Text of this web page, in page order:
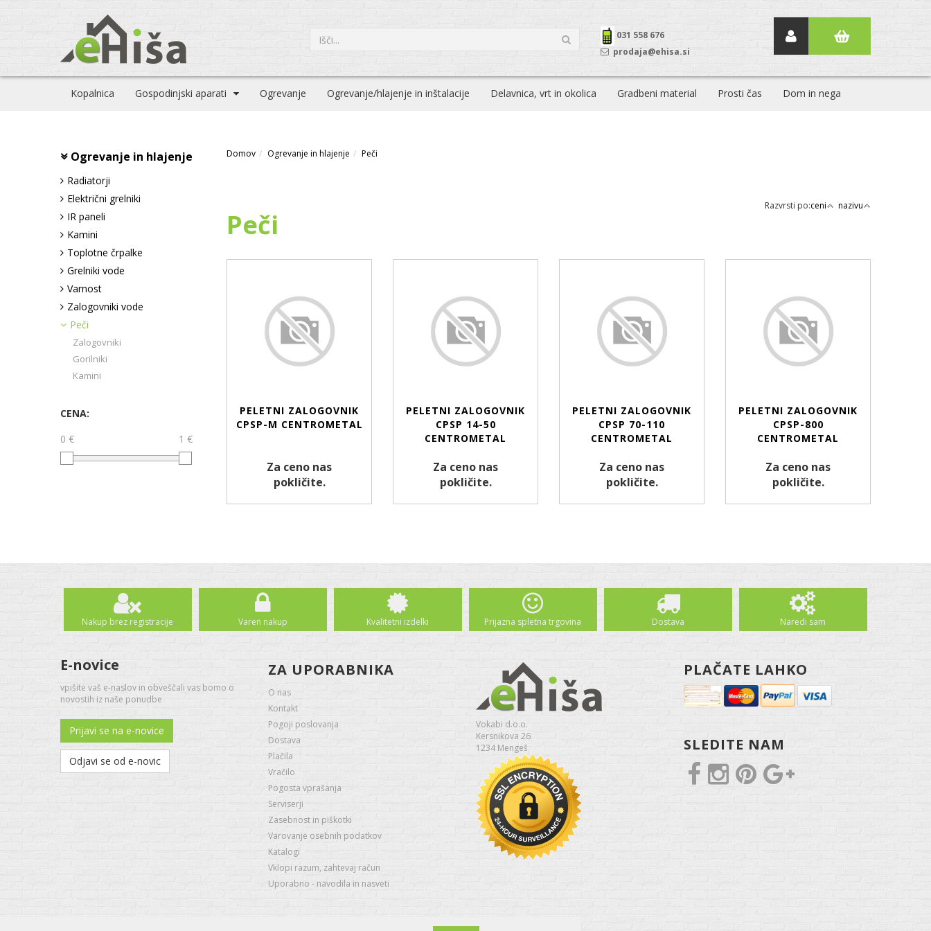
031 558 676
prodaja@ehisa.si
Kopalnica Gospodinjski aparati Ogrevanje Ogrevanje/hlajenje in inštalacije Delavnica, vrt in okolica Gradbeni material Prosti čas Dom in nega
Ogrevanje in hlajenje
Radiatorji
Električni grelniki
IR paneli
Kamini
Toplotne črpalke
Grelniki vode
Varnost
Zalogovniki vode
Peči
Zalogovniki
Gorilniki
Kamini
CENA:
0 €
1 €
Domov Ogrevanje in hlajenje Peči
Razvrsti po:ceni nazivu
Peči
PELETNI ZALOGOVNIK
CPSP-M CENTROMETAL
Za ceno nas
pokličite.
PELETNI ZALOGOVNIK
CPSP 14-50
CENTROMETAL
Za ceno nas
pokličite.
PELETNI ZALOGOVNIK
CPSP 70-110
CENTROMETAL
Za ceno nas
pokličite.
PELETNI ZALOGOVNIK
CPSP-800
CENTROMETAL
Za ceno nas
pokličite.
Nakup brez registracije Varen nakup Kvalitetni izdelki Prijazna spletna trgovina Dostava Naredi sam
E-novice
vpišite vaš e-naslov in obveščali vas bomo o
novostih iz naše ponudbe
Prijavi se na e-novice
Odjavi se od e-novic
ZA UPORABNIKA
O nas
Kontakt
Pogoji poslovanja
Dostava
Plačila
Vračilo
Pogosta vprašanja
Serviserji
Zasebnost in piškotki
Varovanje osebnih podatkov
Katalogi
Vklopi razum, zahtevaj račun
Uporabno - navodila in nasveti
Vokabi d.o.o.
Kersnikova 26
1234 Mengeš
PLAČATE LAHKO
SLEDITE NAM